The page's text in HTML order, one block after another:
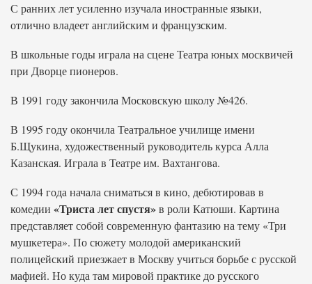
С ранних лет усиленно изучала иностранные языки,
отлично владеет английским и французским.
В школьные годы играла на сцене Театра юных москвичей
при Дворце пионеров.
В 1991 году закончила Московскую школу №426.
В 1995 году окончила Театральное училище имени
Б.Щукина, художественный руководитель курса Алла
Казанская. Играла в Театре им. Вахтангова.
С 1994 года начала сниматься в кино, дебютировав в
комедии «Триста лет спустя»в роли Катюши. Картина
представляет собой современную фантазию на тему «Три
мушкетера». По сюжету молодой американский
полицейский приезжает в Москву учиться борьбе с русской
мафией. Но куда там мировой практике до русского